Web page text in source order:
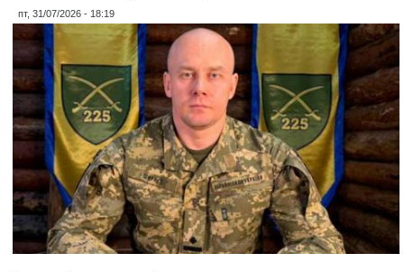
пт, 31/07/2026 - 18:19